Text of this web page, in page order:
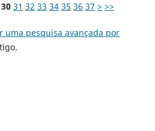
30 31 32 33 34 35 36 37 > >>
uma pesquisa avançada por